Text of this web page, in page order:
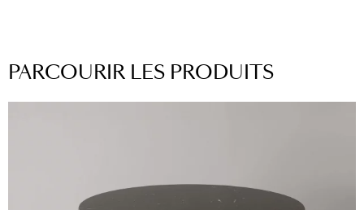
PARCOURIR LES PRODUITS